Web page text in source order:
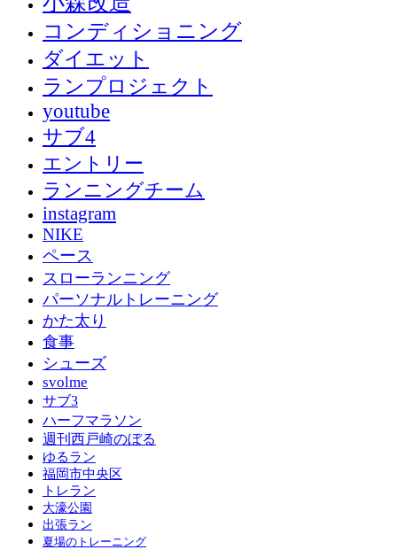
コンディショニング
ダイエット
ランプロジェクト
youtube
サブ4
エントリー
ランニングチーム
instagram
NIKE
ペース
スローランニング
パーソナルトレーニング
かた太り
食事
シューズ
svolme
サブ3
ハーフマラソン
週刊西戸崎のぼる
ゆるラン
福岡市中央区
トレラン
大濠公園
出張ラン
夏場のトレーニング